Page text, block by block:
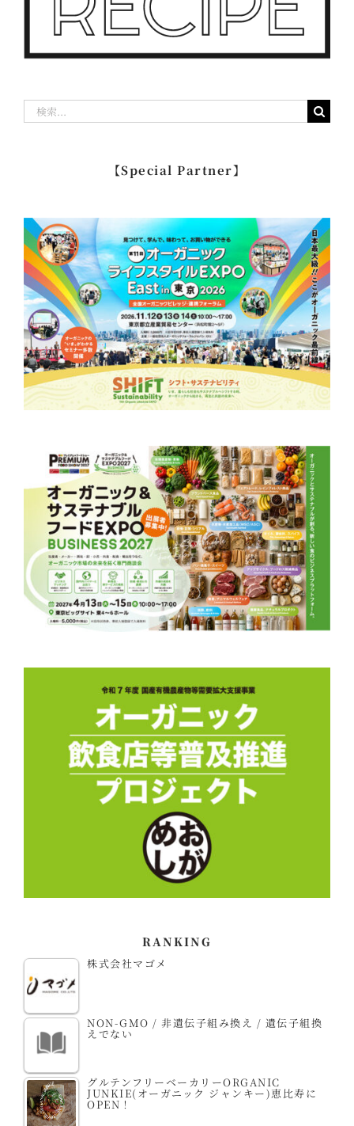
【Special Partner】
RANKING
株式会社マゴメ
NON-GMO / 非遺伝子組み換え / 遺伝子組換
えでない
グルテンフリーベーカリーORGANIC
JUNKIE(オーガニック ジャンキー)恵比寿に
OPEN！